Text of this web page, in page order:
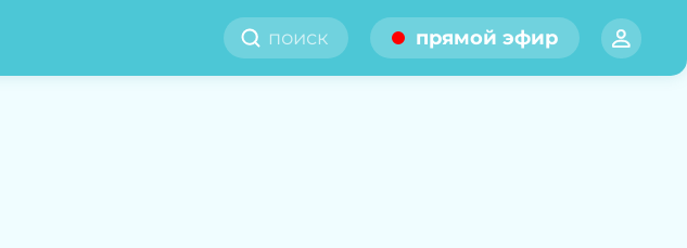
прямой эфир